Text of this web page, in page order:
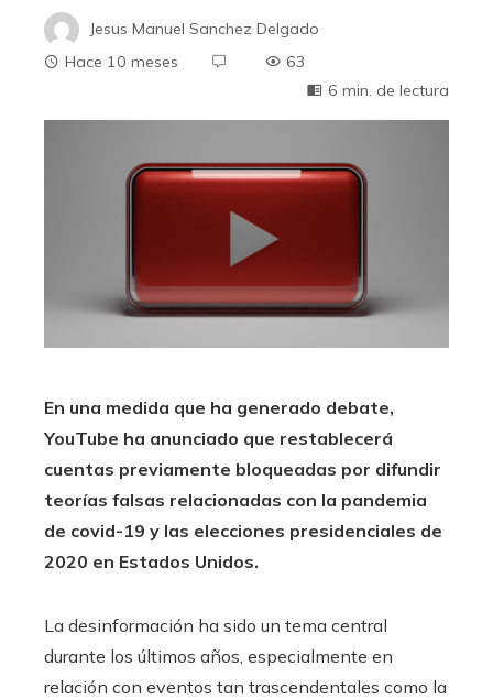
Jesus Manuel Sanchez Delgado
Hace 10 meses
63
6 min. de lectura
En una medida que ha generado debate,
YouTube ha anunciado que restablecerá
cuentas previamente bloqueadas por difundir
teorías falsas relacionadas con la pandemia
de covid-19 y las elecciones presidenciales de
2020 en Estados Unidos.
La desinformación ha sido un tema central
durante los últimos años, especialmente en
relación con eventos tan trascendentales como la